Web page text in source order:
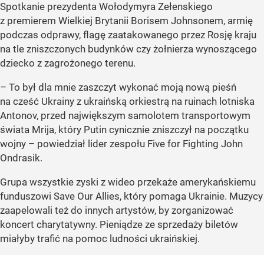
Spotkanie prezydenta Wołodymyra Zełenskiego
z premierem Wielkiej Brytanii Borisem Johnsonem, armię
podczas odprawy, flagę zaatakowanego przez Rosję kraju
na tle zniszczonych budynków czy żołnierza wynoszącego
dziecko z zagrożonego terenu.
– To był dla mnie zaszczyt wykonać moją nową pieśń
na cześć Ukrainy z ukraińską orkiestrą na ruinach lotniska
Antonov, przed największym samolotem transportowym
świata Mrija, który Putin cynicznie zniszczył na początku
wojny – powiedział lider zespołu Five for Fighting John
Ondrasik.
Grupa wszystkie zyski z wideo przekaże amerykańskiemu
funduszowi Save Our Allies, który pomaga Ukrainie. Muzycy
zaapelowali też do innych artystów, by zorganizować
koncert charytatywny. Pieniądze ze sprzedaży biletów
miałyby trafić na pomoc ludności ukraińskiej.